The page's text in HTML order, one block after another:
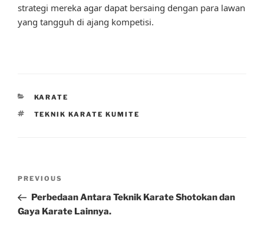
strategi mereka agar dapat bersaing dengan para lawan
yang tangguh di ajang kompetisi.
CATEGORIES
KARATE
TAGS
TEKNIK KARATE KUMITE
Previous
Post
PREVIOUS
Perbedaan Antara Teknik Karate Shotokan dan
Gaya Karate Lainnya.